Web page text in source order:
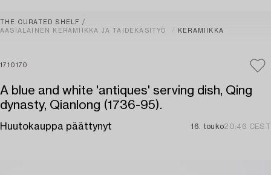
THE CURATED SHELF
AASIALAINEN KERAMIIKKA JA TAIDEKÄSITYÖ
KERAMIIKKA
1710170
A blue and white 'antiques' serving dish, Qing
dynasty, Qianlong (1736-95).
Huutokauppa päättynyt 16. touko20:46 CEST